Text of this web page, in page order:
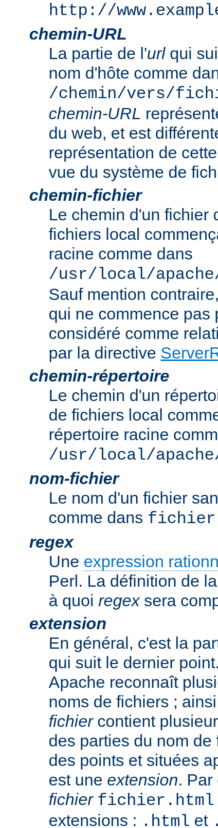
http://
chemin-URL
La partie de l'urlqui
nom d'hôte comme
/chemin/vers/
chemin-URL
du web, et est
représentation de
vue du système de
chemin-fichier
Le chemin d'un fichier
fichiers local
racine comme dans
/usr/local/
Sauf mention
qui ne commence pas
considéré comme
par la directive
chemin-répertoire
Le chemin d'un
de fichiers local
répertoire racine
/usr/local/
nom-fichier
Le nom d'un fichier
comme dans
regex
Une expression
Perl. La définition de
à quoi regexsera
extension
En général, c'est la
qui suit le dernier
Apache reconnaît
noms de fichiers ;
fichiercontient
des parties du nom
des points et situées
est une extension.
fichier
extensions : .html et